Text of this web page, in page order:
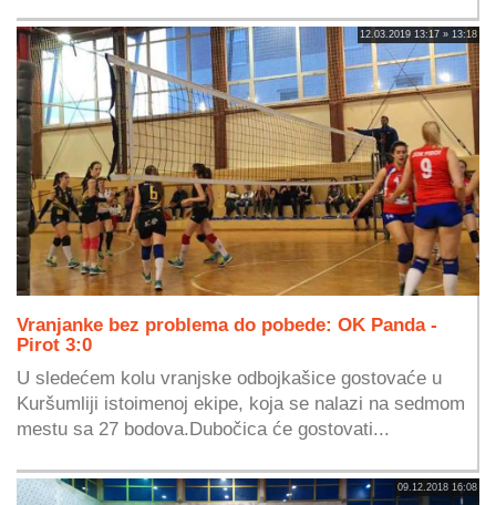
12.03.2019 13:17 » 13:18
Vranjanke bez problema do pobede: OK Panda -
Pirot 3:0
U sledećem kolu vranjske odbojkašice gostovaće u
Kuršumliji istoimenoj ekipe, koja se nalazi na sedmom
mestu sa 27 bodova.Dubočica će gostovati...
09.12.2018 16:08